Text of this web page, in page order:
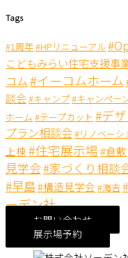
Tags
#1周年#HPリニューアル
こどもみらい住宅支援事
コム#イーコムホーム
談会#キャンプ#キャンペー
ホーム #テープカット #デ
プラン相談会#リノベーシ
上棟#住宅展示場#倉敷
見学会#家づくり相談
#早島#構造見学会 #海吉
ーデン社
お問い合わせ
展示場予約